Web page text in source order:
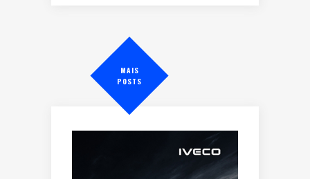
MAIS
POSTS